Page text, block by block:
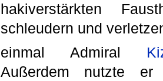
hakiverstärkten
schleudern und
einmal Admiral
Außerdem nutzte